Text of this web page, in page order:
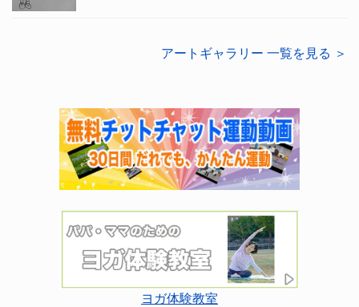
アートギャラリー 一覧を見る ＞
ヨガ体験教室